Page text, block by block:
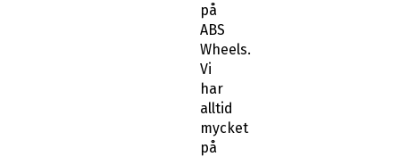
på
ABS
Wheels.
Vi
har
alltid
mycket
på